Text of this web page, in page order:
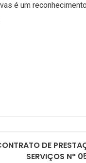
é um
DE
SERVIÇOS N°